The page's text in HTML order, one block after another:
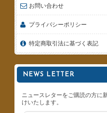
お問い合わせ
プライバシーポリシー
特定商取引法に基づく表記
NEWS LETTER
ニュースレターをご購読の方に
けいたします。